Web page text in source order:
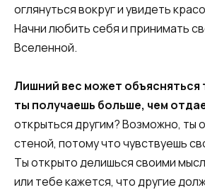
оглянуться вокруг и увидеть
Начни любить себя и принимать
Вселенной.
Лишний вес может объясняться
ты получаешь больше, чем
открыться другим? Возможно, ты
стеной, потому что чувствуешь
Ты открыто делишься своими
или тебе кажется, что другие